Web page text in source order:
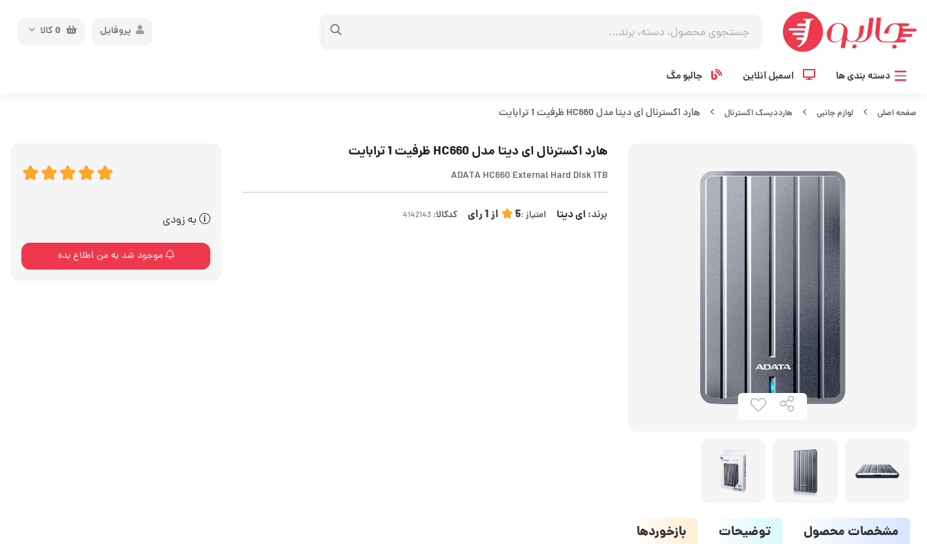
0کالا پروفایل
دسته بندی ها اسمبل آنلاین جالبو مگ
صفحه اصلی لوازم جانبی هارددیسک اکسترنال هارد اکسترنال ای دیتا مدل HC660 ظرفیت 1 ترابایت
هارد اکسترنال ای دیتا مدل HC660 ظرفیت 1 ترابایت
ADATA HC660 External Hard Disk 1TB
برند:ای دیتا امتیاز :5 از1رای کدکالا: به زودی
موجود شد به من اطلاع بده
مشخصات محصول توضیحات بازخوردها